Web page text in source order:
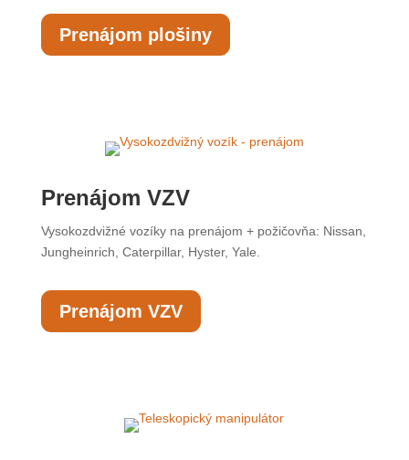
Prenájom plošiny
Prenájom VZV
Vysokozdvižné vozíky na prenájom + požičovňa: Nissan,
Jungheinrich, Caterpillar, Hyster, Yale.
Prenájom VZV